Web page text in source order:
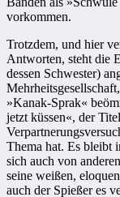
vorkommen.
Trotzdem, und hier
Antworten, steht die
dessen Schwester)
»Kanak-Sprak«
jetzt küssen«, der
Thema hat. Es bleibt
sich auch von
seine weißen,
auch der Spießer es